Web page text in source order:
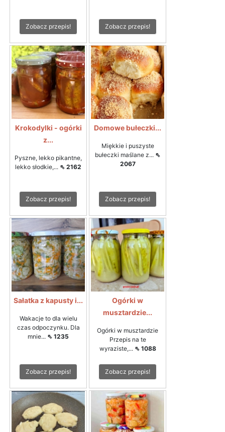
Zobacz przepis! Zobacz przepis!
Krokodylki - ogórki
z...
Pyszne, lekko pikantne,
lekko słodkie,... ⇖ 2162
Zobacz przepis!
Domowe bułeczki...
Miękkie i puszyste
bułeczki maślane z... ⇖
2067
Zobacz przepis!
Sałatka z kapusty i...
Wakacje to dla wielu
czas odpoczynku. Dla
mnie... ⇖ 1235
Zobacz przepis!
Ogórki w
musztardzie...
Ogórki w musztardzie
Przepis na te
wyraziste,... ⇖ 1088
Zobacz przepis!